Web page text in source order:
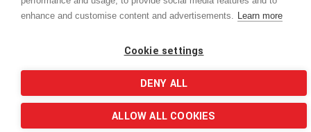
Copyright © 2025 – A Loja do Extintor .Todos os direitos reservados.
enhance and customise content and advertisements. Learn more
Cookie settings
DENY ALL
ALLOW ALL COOKIES